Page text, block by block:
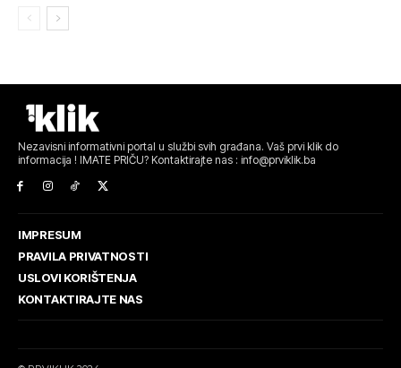
Nezavisni informativni portal u službi svih građana. Vaš prvi klik do
informacija ! IMATE PRIČU? Kontaktirajte nas : info@prviklik.ba
IMPRESUM
PRAVILA PRIVATNOSTI
USLOVI KORIŠTENJA
KONTAKTIRAJTE NAS